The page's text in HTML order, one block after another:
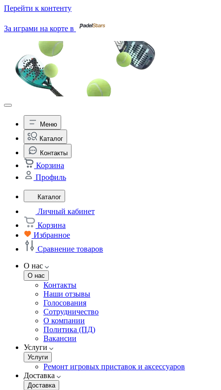
Перейти к контенту
За играми на корте в
Меню
Каталог
Контакты
Корзина
Профиль
Каталог
Личный кабинет
Корзина
Избранное
Сравнение товаров
О нас
О нас
Контакты
Наши отзывы
Голосования
Сотрудничество
О компании
Политика (ПД)
Вакансии
Услуги
Услуги
Ремонт игровых приставок и аксессуаров
Доставка
Доставка